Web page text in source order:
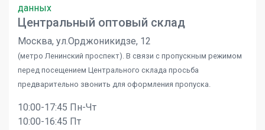
данных
Центральный оптовый склад
Москва, ул.Орджоникидзе, 12
(метро Ленинский проспект). В связи с пропускным режимом
перед посещением Центрального склада просьба
предварительно звонить для оформления пропуска.
10:00-17:45 Пн-Чт
10:00-16:45 Пт